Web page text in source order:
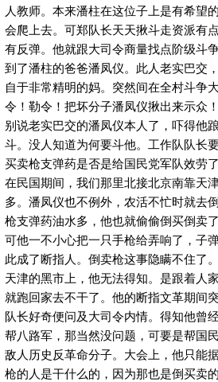
人教师。本来潘柱在这位子上是有希望
会爬上去。可郑队长天天揪斗走资派有
有反弹。他就跟大司令商量找点阶级斗
到了潘柱的爸爸潘凤仪。此人老实巴交
自于非常精明的妈。突然间在全村斗争
令！勒令！把坏分子潘凤仪揪出来示众
别说老实巴交的潘凤仪本人了，吓得他
斗。没人知道为何要斗他。工作队队长
买卖枪支弹药是否是给国民党军队效劳
在民国期间，我们那里北接北京南靠天
多。潘凤仪也不例外，农活不忙时就去
枪支弹药油水多，他也就偷偷倒买倒卖
可他一不小心把一只手枪给弄响了，子
此成了断指人。倒卖枪这事隐瞒不住了
天津的黑市上，他无法得知。是跟着人
就跑回家去不干了。他的断指文革期间
队长好奇便问及大司令内情。得知他曾
帮八路军，那当然没问题，可要是帮国
敌人历史反革命分子。大会上，他只能
枪的人是干什么的，因为那也是倒买卖